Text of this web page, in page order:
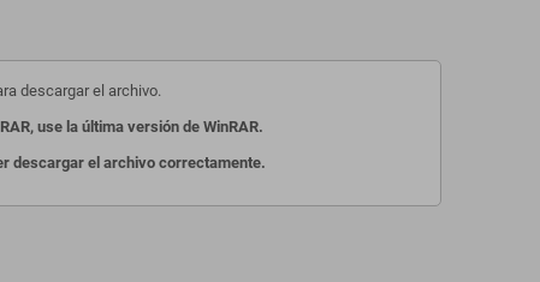
descargar el archivo.
use la última versión de WinRAR.
descargar el archivo correctamente.